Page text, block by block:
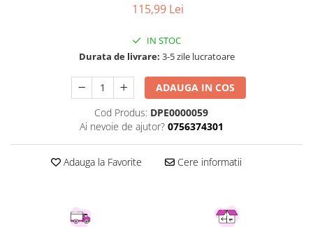
Kit-uri automatizari porti si usi
Mobila dormitor
Mobila gradina & terasa
Mobila Living & Dining
Organizare si depozitare
Rafturi
Sisteme Incalzire
115,99 Lei
IN STOC
Durata de livrare: 3-5 zile lucratoare
ADAUGA IN COS
Cod Produs: DPE0000059
Ai nevoie de ajutor? 0756374301
Adauga la Favorite Cere informatii